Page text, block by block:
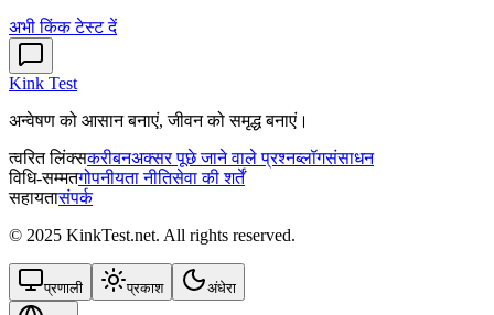
अभी किंक टेस्ट दें
Kink Test
अन्वेषण को आसान बनाएं, जीवन को समृद्ध बनाएं।
त्वरित लिंक्सकरीबनअक्सर पूछे जाने वाले प्रश्नब्लॉगसंसाधन
विधि-सम्‍मतगोपनीयता नीतिसेवा की शर्तें
सहायतासंपर्क
© 2025 KinkTest.net. All rights reserved.
प्रणाली प्रकाश अंधेरा